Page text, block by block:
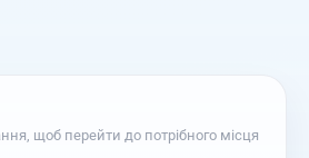
щоб перейти до потрібного місця